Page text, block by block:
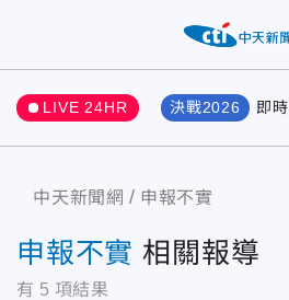
LIVE 24HR 決戰2026 即時
中天新聞網 申報不實
申報不實 相關報導
有 5 項結果